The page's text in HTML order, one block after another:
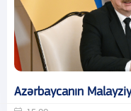
Azərbaycanın